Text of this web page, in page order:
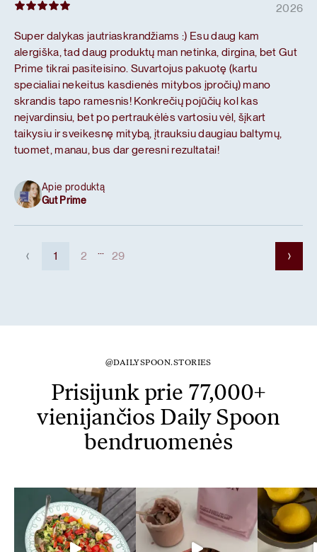
2026
Super dalykas jautriaskrandžiams :) Esu daug kam
alergiška, tad daug produktų man netinka, dirgina, bet Gut
Prime tikrai pasiteisino. Suvartojus pakuotę (kartu
specialiai nekeitus kasdienės mitybos įpročių) mano
skrandis tapo ramesnis! Konkrečių pojūčių kol kas
neįvardinsiu, bet po pertraukėlės vartosiu vėl, šįkart
taikysiu ir sveikesnę mitybą, įtrauksiu daugiau baltymų,
tuomet, manau, bus dar geresni rezultatai!
Apie produktą
Gut Prime
1 2 ... 29
@DAILYSPOON.STORIES
Prisijunk prie 77,000+
vienijančios Daily Spoon
bendruomenės